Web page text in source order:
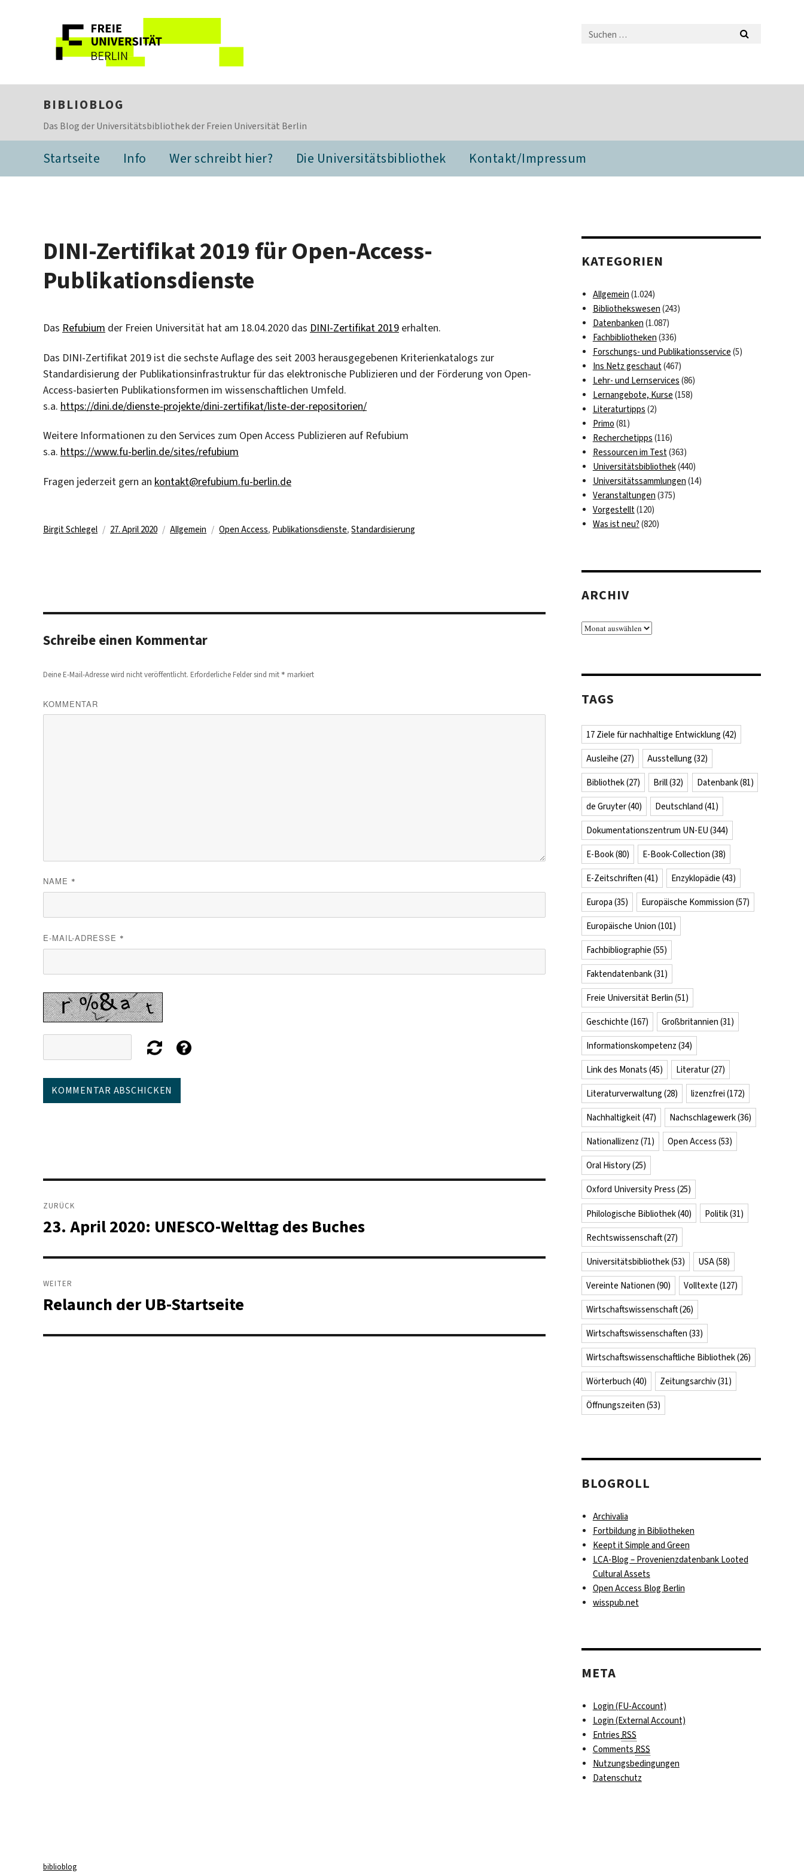
BIBLIOBLOG
Das Blog der Universitätsbibliothek der Freien Universität Berlin
Startseite Info Wer schreibt hier? Die Universitätsbibliothek Kontakt/Impressum
DINI-Zertifikat 2019 für Open-Access-
Publikationsdienste
Das Refubium der Freien Universität hat am 18.04.2020 das DINI-Zertifikat 2019 erhalten.
Das DINI-Zertifikat 2019 ist die sechste Auflage des seit 2003 herausgegebenen Kriterienkatalogs zur
Standardisierung der Publikationsinfrastruktur für das elektronische Publizieren und der Förderung von Open-
Access-basierten Publikationsformen im wissenschaftlichen Umfeld.
s.a. https://dini.de/dienste-projekte/dini-zertifikat/liste-der-repositorien/
Weitere Informationen zu den Services zum Open Access Publizieren auf Refubium
s.a. https://www.fu-berlin.de/sites/refubium
Fragen jederzeit gern an kontakt@refubium.fu-berlin.de
Autor
Birgit Schlegel
Veröffentlicht
27. April 2020 Kategorien
Allgemein Schlagwörter
Open Access, Publikationsdienste,Standardisierung
Schreibe einen Kommentar
Deine E-Mail-Adresse wird nicht veröffentlicht. Erforderliche Felder sind mit * markiert
KOMMENTAR
NAME *
E-MAIL-ADRESSE *
Beitragsnavigation
ZURÜCK
Vorheriger
23. April 2020: UNESCO-Welttag des Buches
WEITER
Nächster
Relaunch der UB-Startseite
KATEGORIEN
Allgemein (1.024)
Bibliothekswesen (243)
Datenbanken (1.087)
Fachbibliotheken (336)
Forschungs- und Publikationsservice (5)
Ins Netz geschaut(467)
Lehr- und Lernservices (86)
Lernangebote, Kurse (158)
Literaturtipps (2)
Primo (81)
Recherchetipps (116)
Ressourcen im Test(363)
Universitätsbibliothek(440)
Universitätssammlungen (14)
Veranstaltungen (375)
Vorgestellt(120)
Was ist neu? (820)
ARCHIV
Archiv
TAGS
17 Ziele für nachhaltige Entwicklung (42)
Ausleihe (27) Ausstellung (32)
Bibliothek(27) Brill(32) Datenbank(81)
de Gruyter(40) Deutschland (41)
Dokumentationszentrum UN-EU (344)
E-Book(80) E-Book-Collection (38)
E-Zeitschriften (41) Enzyklopädie (43)
Europa (35) Europäische Kommission (57)
Europäische Union (101)
Fachbibliographie (55)
Faktendatenbank(31)
Freie Universität Berlin (51)
Geschichte (167) Großbritannien (31)
Informationskompetenz (34)
Link des Monats (45) Literatur(27)
Literaturverwaltung (28) lizenzfrei (172)
Nachhaltigkeit(47) Nachschlagewerk(36)
Nationallizenz (71) Open Access (53)
Oral History(25)
Oxford University Press (25)
Philologische Bibliothek(40) Politik(31)
Rechtswissenschaft(27)
Universitätsbibliothek(53) USA(58)
Vereinte Nationen (90) Volltexte (127)
Wirtschaftswissenschaft(26)
Wirtschaftswissenschaften (33)
Wirtschaftswissenschaftliche Bibliothek(26)
Wörterbuch (40) Zeitungsarchiv(31)
Öffnungszeiten (53)
BLOGROLL
Archivalia
Fortbildung in Bibliotheken
Keept it Simple and Green
LCA-Blog – Provenienzdatenbank Looted
Cultural Assets
Open Access Blog Berlin
wisspub.net
META
Login (FU-Account)
Login (External Account)
EntriesRSS
CommentsRSS
Nutzungsbedingungen
Datenschutz
biblioblog